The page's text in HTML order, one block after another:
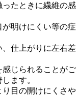
ったときに繊維の感
が明けにくい等の症
、仕上がりに左右差
感じられることがご
ます。
り目の開けにくさや